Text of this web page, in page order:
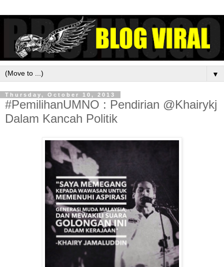
▼
Thursday, October 10, 2013
#PemilihanUMNO : Pendirian @Khairykj
Dalam Kancah Politik